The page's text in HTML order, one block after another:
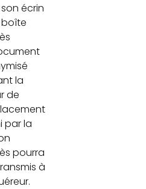
écrin
la
de
par la
pourra
à